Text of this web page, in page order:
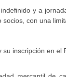
y a
con una
inscripción en el